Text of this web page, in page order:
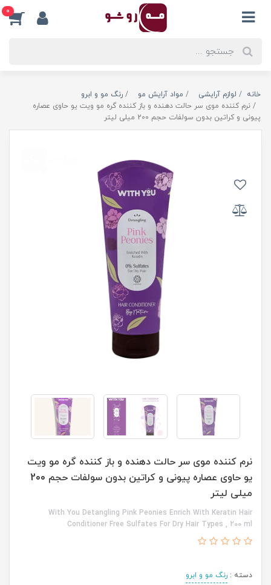
0
خانه لوازم آرایشی مواد آرایش مو
رنگ مو و ابرو
نرم کننده موی سر حالت دهنده و باز کننده گره مو ویت یو حاوی عصاره
پیونی و کراتین بدون سولفات حجم 200 میلی لیتر
نرم کننده موی سر حالت دهنده و باز کننده گره مو ویت
یو حاوی عصاره پیونی و کراتین بدون سولفات حجم 200
میلی لیتر
With You Detangling Pink Peonies Enrich With Keratin Hair
Conditioner Free Sulfates For Dry Hair Types , 200 ml
دسته : رنگ مو و ابرو